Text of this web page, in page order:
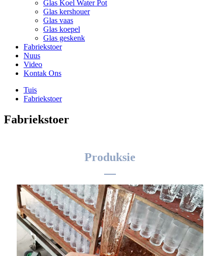
Glas Koel Water Pot
Glas kershouer
Glas vaas
Glas koepel
Glas geskenk
Fabriekstoer
Nuus
Video
Kontak Ons
Tuis
Fabriekstoer
Fabriekstoer
Produksie